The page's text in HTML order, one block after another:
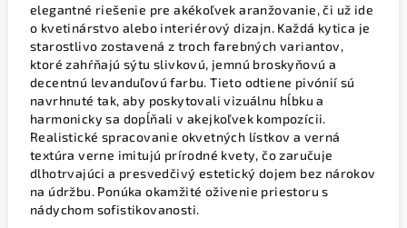
elegantné riešenie pre akékoľvek aranžovanie, či už ide
o kvetinárstvo alebo interiérový dizajn. Každá kytica je
starostlivo zostavená z troch farebných variantov,
ktoré zahŕňajú sýtu slivkovú, jemnú broskyňovú a
decentnú levanduľovú farbu. Tieto odtiene pivónií sú
navrhnuté tak, aby poskytovali vizuálnu hĺbku a
harmonicky sa dopĺňali v akejkoľvek kompozícii.
Realistické spracovanie okvetných lístkov a verná
textúra verne imitujú prírodné kvety, čo zaručuje
dlhotrvajúci a presvedčivý estetický dojem bez nárokov
na údržbu. Ponúka okamžité oživenie priestoru s
nádychom sofistikovanosti.